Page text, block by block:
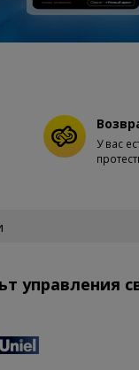
У вас
управления